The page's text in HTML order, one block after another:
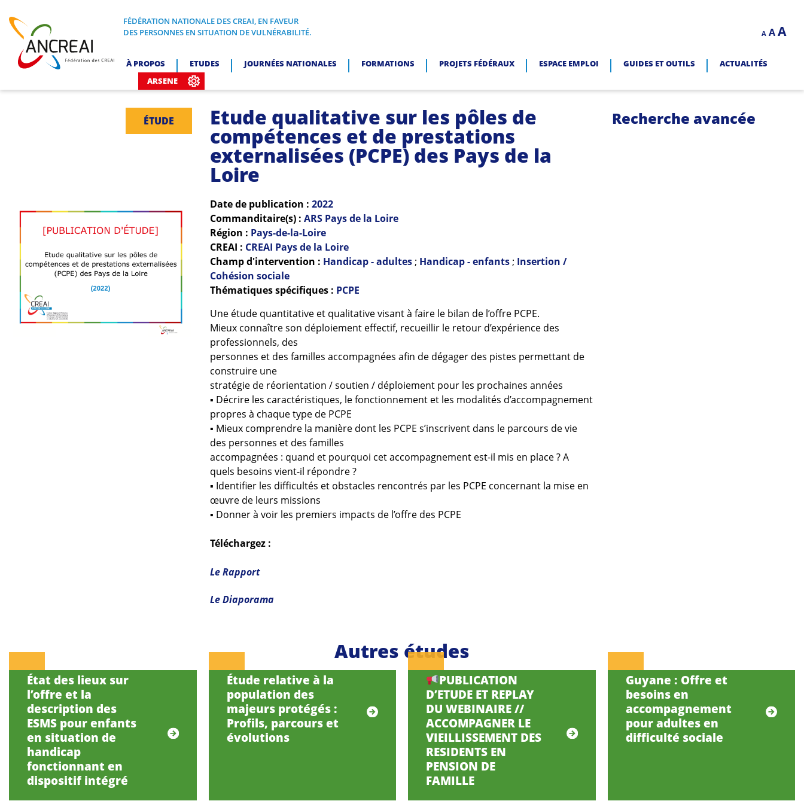
content
ANCREAI
FÉDÉRATION NATIONALE DES CREAI, EN FAVEUR DES PERSONNES EN SITUATION DE VULNÉRABILITÉ.
FÉDÉRATION NATIONALE DES CREAI, EN FAVEUR
DES PERSONNES EN SITUATION DE VULNÉRABILITÉ.
A
Decrease
font
A Reset
A
À PROPOS ETUDES JOURNÉES NATIONALES FORMATIONS PROJETS FÉDÉRAUX ESPACE EMPLOI GUIDES ET OUTILS
ACTUALITÉS
ARSENE
ÉTUDE Etude qualitative sur les pôles de
compétences et de prestations
externalisées (PCPE) des Pays de la
Loire
Date de publication : 2022
Commanditaire(s) : ARS Pays de la Loire
Région : Pays-de-la-Loire
CREAI : CREAI Pays de la Loire
Champ d'intervention : Handicap - adultes; Handicap - enfants; Insertion /
Cohésion sociale
Thématiques spécifiques : PCPE
Une étude quantitative et qualitative visant à faire le bilan de l’offre PCPE.
Mieux connaître son déploiement effectif, recueillir le retour d’expérience des
professionnels, des
personnes et des familles accompagnées afin de dégager des pistes permettant de
construire une
stratégie de réorientation / soutien / déploiement pour les prochaines années
▪ Décrire les caractéristiques, le fonctionnement et les modalités d’accompagnement
propres à chaque type de PCPE
▪ Mieux comprendre la manière dont les PCPE s’inscrivent dans le parcours de vie
des personnes et des familles
accompagnées : quand et pourquoi cet accompagnement est-il mis en place ? A
quels besoins vient-il répondre ?
▪ Identifier les difficultés et obstacles rencontrés par les PCPE concernant la mise en
œuvre de leurs missions
▪ Donner à voir les premiers impacts de l’offre des PCPE
Téléchargez :
Le Rapport
Le Diaporama
Recherche avancée
Autres études
État des lieux sur
l’offre et la
description des
ESMS pour enfants
en situation de
handicap
fonctionnant en
dispositif intégré
Étude relative à la
population des
majeurs protégés :
Profils, parcours et
évolutions
PUBLICATION
D’ETUDE ET REPLAY
DU WEBINAIRE //
ACCOMPAGNER LE
VIEILLISSEMENT DES
RESIDENTS EN
PENSION DE
FAMILLE
Guyane : Offre et
besoins en
accompagnement
pour adultes en
difficulté sociale